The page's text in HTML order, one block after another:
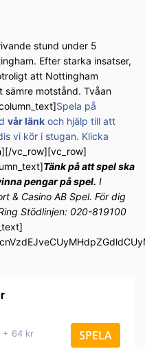
stund under 5
Efter starka insatser,
att Nottingham
motstånd. Tvåan
Spela på
vår länk och hjälp till att
vi kör i stugan. Klicka
vc_row][vc_row]
Tänk på att spel ska
pengar på spel. I
& Casino AB Spel. För dig
Stödlinjen: 020-819100
+ 64 kr
SPELA